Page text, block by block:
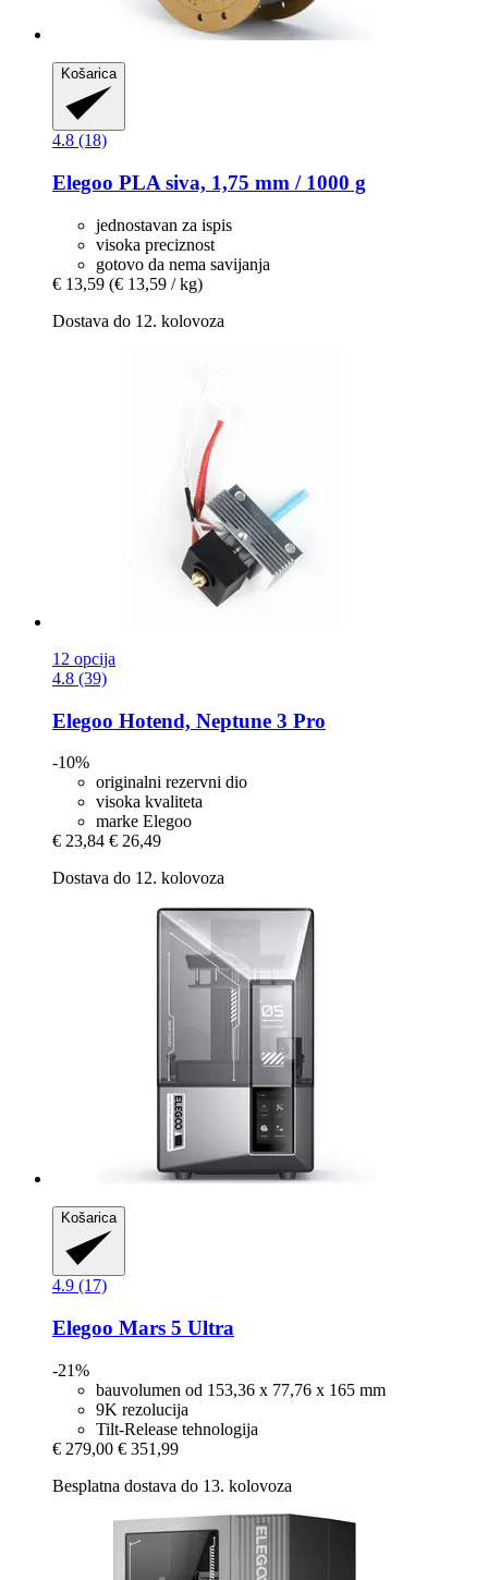
Košarica
4.8 (18)
Elegoo PLA siva, 1,75 mm / 1000 g
jednostavan za ispis
visoka preciznost
gotovo da nema savijanja
€ 13,59 (€ 13,59 / kg)
Dostava do 12. kolovoza
12 opcija
4.8 (39)
Elegoo Hotend, Neptune 3 Pro
-10%
originalni rezervni dio
visoka kvaliteta
marke Elegoo
€ 23,84 € 26,49
Dostava do 12. kolovoza
Košarica
4.9 (17)
Elegoo Mars 5 Ultra
-21%
bauvolumen od 153,36 x 77,76 x 165 mm
9K rezolucija
Tilt-Release tehnologija
€ 279,00 € 351,99
Besplatna dostava do 13. kolovoza